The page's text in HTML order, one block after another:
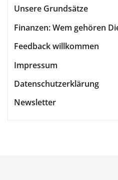
Unsere Grundsätze
Finanzen: Wem gehören
Feedback willkommen
Impressum
Datenschutzerklärung
Newsletter